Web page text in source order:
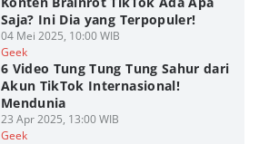
Saja? Ini Dia yang Terpopuler!
04 Mei 2025, 10:00 WIB
Geek
6 Video Tung Tung Tung Sahur dari
Akun TikTok Internasional!
Mendunia
23 Apr 2025, 13:00 WIB
Geek